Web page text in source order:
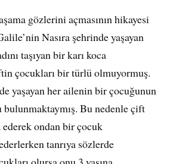
gözlerini açmasının hikayesi
Nasıra şehrinde yaşayan
taşıyan bir karı koca
çocukları bir türlü olmuyormuş.
yaşayan her ailenin bir çocuğunun
bulunmaktaymış. Bu nedenle çift
ederek ondan bir çocuk
tanrıya sözlerde